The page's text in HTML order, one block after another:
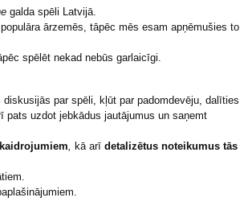
galda spēli Latvijā.
ārzemēs, tāpēc mēs esam apņēmušies to
spēlēt nekad nebūs garlaicīgi.
par spēli, kļūt par padomdevēju, dalīties
uzdot jebkādus jautājumus un saņemt
, kā arī detalizētus noteikumus tās